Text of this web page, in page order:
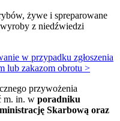
żywe i spreparowane
z niedźwiedzi
w przypadku zgłoszenia
lub zakazom obrotu >
przywożenia
m. in. w poradniku
Skarbową oraz